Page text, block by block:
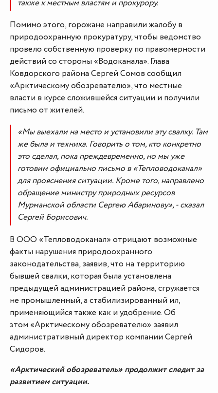
также к местным властям и прокурору.
Помимо этого, горожане направили жалобу в
природоохранную прокуратуру, чтобы ведомство
провело собственную проверку по правомерности
действий со стороны «Водоканала». Глава
Ковдорского района Сергей Сомов сообщил
«Арктическому обозревателю», что местные
власти в курсе сложившейся ситуации и получили
письмо от жителей.
«Мы выехали на место и установили эту свалку. Там
же была и техника. Говорить о том, кто конкретно
это сделал, пока преждевременно, но мы уже
готовим официально письмо в «Тепловодоканал»
для прояснения ситуации. Кроме того, направлено
обращение министру природных ресурсов
Мурманской области Сергею Абаринову», - сказал
Сергей Борисович.
В ООО «Тепловодоканал» отрицают возможные
факты нарушения природоохранного
законодательства, заявив, что на территорию
бывшей свалки, которая была установлена
предыдущей администрацией района, сгружается
не промышленный, а стабилизированный ил,
применяющийся также как и удобрение. Об
этом «Арктическому обозревателю» заявил
административный директор компании Сергей
Сидоров.
«Арктический обозреватель» продолжит следит за
развитием ситуации.